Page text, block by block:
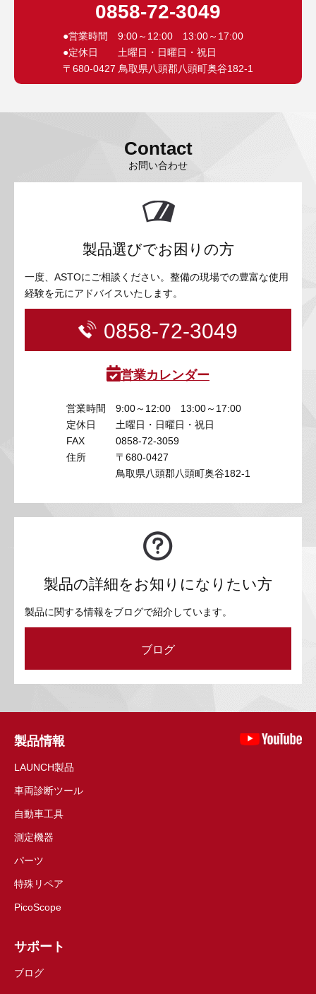
0858-72-3049
●営業時間 9:00～12:00 13:00～17:00
●定休日 土曜日・日曜日・祝日
〒680-0427 鳥取県八頭郡八頭町奥谷182-1
Contact
お問い合わせ
製品選びでお困りの方
一度、ASTOにご相談ください。整備の現場での豊富な使用
経験を元にアドバイスいたします。
0858-72-3049
営業カレンダー
営業時間
9:00～12:00 13:00～17:00
定休日
土曜日・日曜日・祝日
FAX
0858-72-3059
住所
〒680-0427
鳥取県八頭郡八頭町奥谷182-1
製品の詳細をお知りになりたい方
製品に関する情報をブログで紹介しています。
ブログ
製品情報
LAUNCH製品
車両診断ツール
自動車工具
測定機器
パーツ
特殊リペア
PicoScope
サポート
ブログ